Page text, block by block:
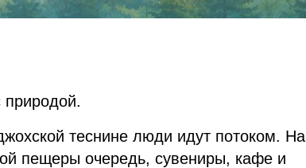
природой.
теснине люди идут потоком. На
пещеры очередь, сувениры, кафе и